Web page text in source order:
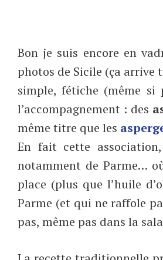
Bon je suis encore en
photos de Sicile (ça arrive
simple, fétiche (même si
l’accompagnement : des
même titre que les
En fait cette
notamment de Parme…
place (plus que l’huile
Parme (et qui ne raffole
pas, même pas dans la